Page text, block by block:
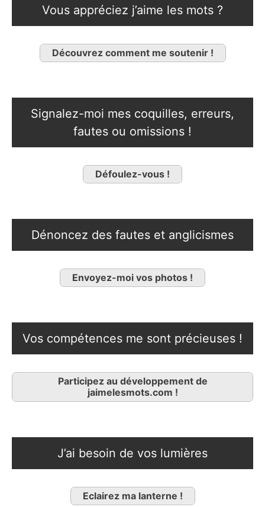
Vous appréciez j’aime les mots ?
Découvrez comment me soutenir !
Signalez-moi mes coquilles, erreurs,
fautes ou omissions !
Défoulez-vous !
Dénoncez des fautes et anglicismes
Envoyez-moi vos photos !
Vos compétences me sont précieuses !
Participez au développement de
jaimelesmots.com !
J’ai besoin de vos lumières
Eclairez ma lanterne !